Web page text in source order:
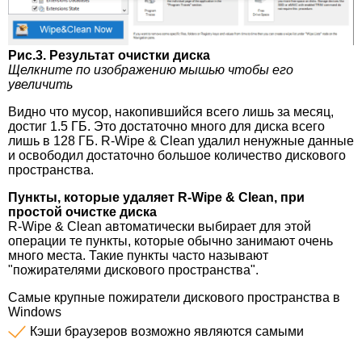
Рис.3. Результат очистки диска
Щелкните по изображению мышью чтобы его
увеличить
Видно что мусор, накопившийся всего лишь за месяц,
достиг 1.5 ГБ. Это достаточно много для диска всего
лишь в 128 ГБ. R-Wipe & Clean удалил ненужные данные
и освободил достаточно большое количество дискового
пространства.
Пункты, которые удаляет R-Wipe & Clean, при
простой очистке диска
R-Wipe & Clean автоматически выбирает для этой
операции те пункты, которые обычно занимают очень
много места. Такие пункты часто называют
"пожирателями дискового пространства".
Самые крупные пожиратели дискового пространства в
Windows
Кэши браузеров возможно являются самыми